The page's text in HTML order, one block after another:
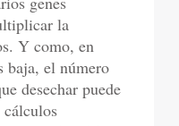
la
Y como, en
baja, el número
desechar puede